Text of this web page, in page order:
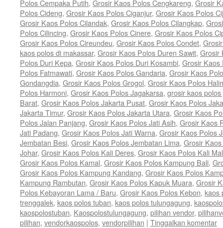
Polos Cempaka Putih, Grosir Kaos Polos Cengkareng, Grosir
Polos Cideng, Grosir Kaos Polos Ciganjur, Grosir Kaos Polos
Grosir Kaos Polos Cilandak, Grosir Kaos Polos Cilangkap,
Polos Cilincing, Grosir Kaos Polos Cinere, Grosir Kaos Polos
Grosir Kaos Polos Cireundeu, Grosir Kaos Polos Condet,
kaos polos di makassar, Grosir Kaos Polos Duren Sawit, Grosir
Polos Duri Kepa, Grosir Kaos Polos Duri Kosambi, Grosir Kaos
Polos Fatmawati, Grosir Kaos Polos Gandaria, Grosir Kaos
Gondangdia, Grosir Kaos Polos Grogol, Grosir Kaos Polos
Polos Harmoni, Grosir Kaos Polos Jagakarsa, grosir kaos
Barat, Grosir Kaos Polos Jakarta Pusat, Grosir Kaos Polos
Jakarta Timur, Grosir Kaos Polos Jakarta Utara, Grosir Kaos
Polos Jalan Panjang, Grosir Kaos Polos Jati Asih, Grosir Kaos
Jati Padang, Grosir Kaos Polos Jati Warna, Grosir Kaos Polos
Jembatan Besi, Grosir Kaos Polos Jembatan Lima, Grosir
Johar, Grosir Kaos Polos Kali Deres, Grosir Kaos Polos Kali
Grosir Kaos Polos Kamal, Grosir Kaos Polos Kampung Bali,
Grosir Kaos Polos Kampung Kandang, Grosir Kaos Polos
Kampung Rambutan, Grosir Kaos Polos Kapuk Muara, Grosir
Polos Kebayoran Lama / Baru, Grosir Kaos Polos Kebon, kaos
trenggalek, kaos polos tuban, kaos polos tulungagung,
kaospolostuban, Kaospolostulungagung, pilihan vendor,
pilihan, vendorkaospolos, vendorpilihan | Tinggalkan komentar